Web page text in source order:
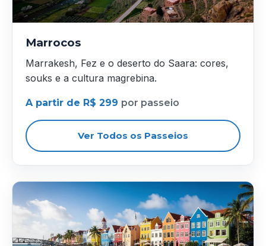
Marrocos
Marrakesh, Fez e o deserto do Saara: cores,
souks e a cultura magrebina.
A partir de R$ 299 por passeio
Ver Todos os Passeios